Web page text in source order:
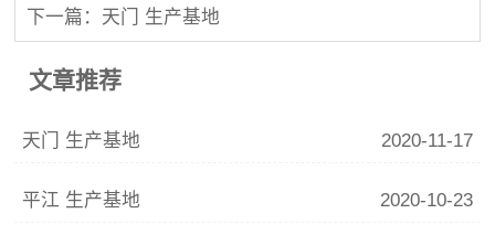
下一篇：天门 生产基地
文章推荐
天门 生产基地 2020-11-17
平江 生产基地 2020-10-23